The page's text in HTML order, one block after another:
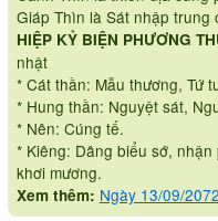
Giáp Thìn là Sát nhập trung
HIỆP KỶ BIỆN PHƯƠNG
nhật
* Cát thần: Mẫu thương, Tứ
* Hung thần: Nguyệt sát,
* Nên: Cúng tế.
* Kiêng: Dâng biểu sớ,
khơi mương.
Xem thêm: Ngày 13/09/2072